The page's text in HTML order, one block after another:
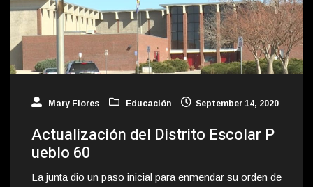
Mary Flores Educación September 14, 2020
Actualización del Distrito Escolar P
ueblo 60
La junta dio un paso inicial para enmendar su orden de